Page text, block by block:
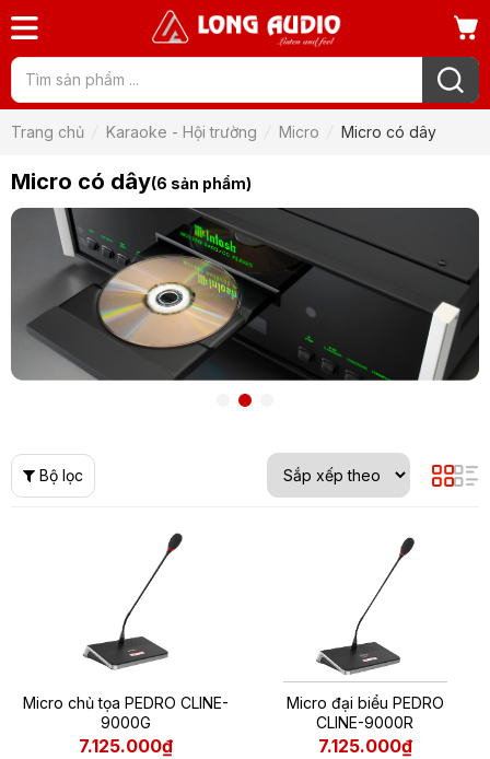
Trang chủ Karaoke - Hội trường Micro Micro có dây
Micro có dây(6 sản phẩm)
Bộ lọc
Micro chủ tọa PEDRO CLINE-
9000G
7.125.000₫
Micro đại biểu PEDRO
CLINE-9000R
7.125.000₫